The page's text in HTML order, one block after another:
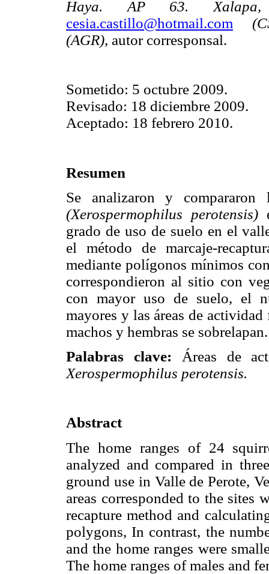
Haya. AP 63. Xalapa,
cesia.castillo@hotmail.com
(AGR), autor corresponsal.
Sometido: 5 octubre 2009.
Revisado: 18 diciembre 2009.
Aceptado: 18 febrero 2010.
Resumen
Se analizaron y
(Xerospermophilus perotensis)
grado de uso de suelo en el
el método de marcaje-
mediante polígonos mínimos
correspondieron al sitio con
con mayor uso de suelo, el
mayores y las áreas de
machos y hembras se sobrelapan.
Palabras clave: Áreas de
Xerospermophilus perotensis.
Abstract
The home ranges of 24
analyzed and compared in
ground use in Valle de Perote,
areas corresponded to the sites
recapture method and
polygons, In contrast, the
and the home ranges were
The home ranges of males and